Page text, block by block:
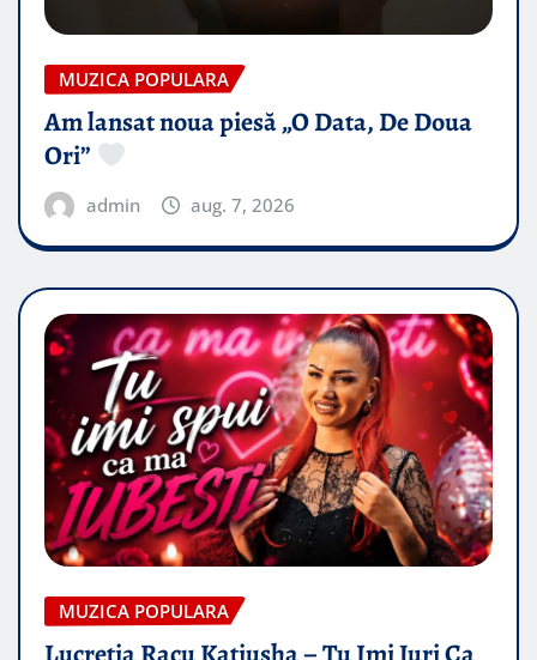
MUZICA POPULARA
Am lansat noua piesă „O Data, De Doua
Ori”
admin aug. 7, 2026
MUZICA POPULARA